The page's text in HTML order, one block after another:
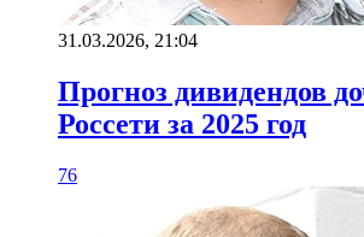
31.03.2026, 21:04
Прогноз дивидендов
Россети за 2025 год
76